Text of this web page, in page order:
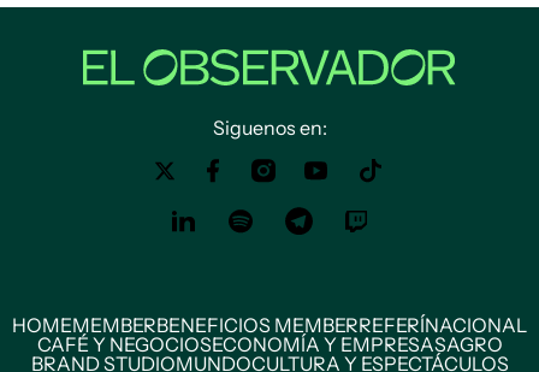
Siguenos en:
HOMEMEMBERBENEFICIOS MEMBERREFERÍNACIONAL
CAFÉ Y NEGOCIOSECONOMÍA Y EMPRESASAGRO
BRAND STUDIOMUNDOCULTURA Y ESPECTÁCULOS